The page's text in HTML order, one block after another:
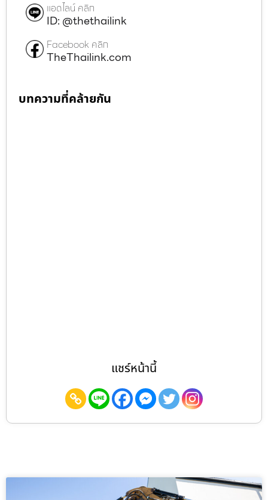
แอดไลน์ คลิก
ID: @thethailink
Facebook คลิก
TheThailink.com
บทความที่คล้ายกัน
แชร์หน้านี้